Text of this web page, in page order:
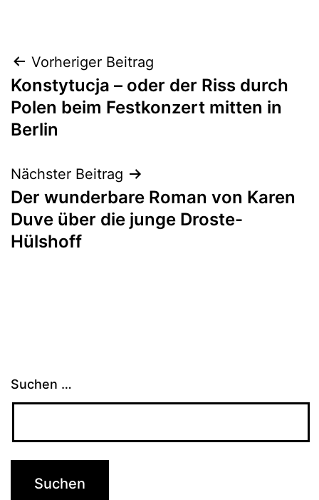
Beitragsnavigation
Vorheriger Beitrag
Konstytucja – oder der Riss durch
Polen beim Festkonzert mitten in
Berlin
Nächster Beitrag
Der wunderbare Roman von Karen
Duve über die junge Droste-
Hülshoff
Suchen …